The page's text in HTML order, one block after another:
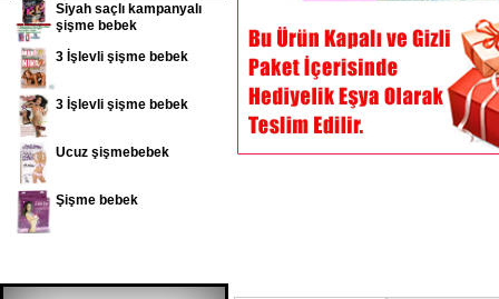
Siyah saçlı kampanyalı
şişme bebek
3 İşlevli şişme bebek
3 İşlevli şişme bebek
Ucuz şişmebebek
Şişme bebek